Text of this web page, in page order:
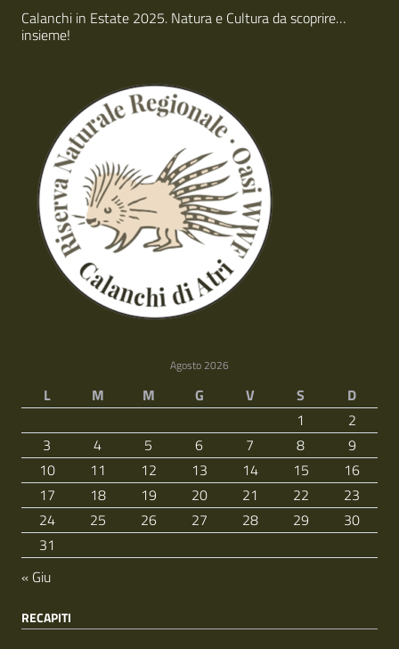
Calanchi in Estate 2025. Natura e Cultura da scoprire…
insieme!
Agosto 2026
L M M G V S
D
1
2
3
4 5 6 7 8
9
10
11 12 13 14 15
16
17
18 19 20 21 22
23
24
25 26 27 28 29
30
31
« Giu
RECAPITI